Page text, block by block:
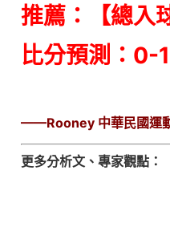
推薦：【總入
比分預測：0-
——Rooney 中華民國運
更多分析文、專家觀點：